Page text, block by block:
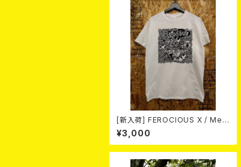
[新入荷] FEROCIOUS X / Med
Vilken Rätt (T-shirt/WHITE /
Size:L)
¥3,000